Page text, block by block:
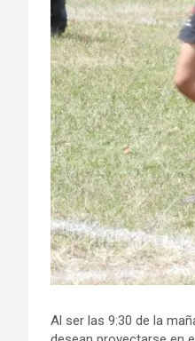
Al ser las 9:30 de la